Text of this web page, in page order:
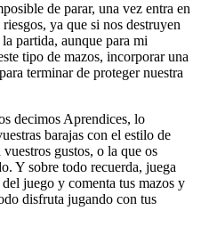
de parar, una vez entra en
ya que si nos destruyen
partida, aunque para mi
tipo de mazos, incorporar una
terminar de proteger nuestra
decimos Aprendices, lo
barajas con el estilo de
gustos, o la que os
Y sobre todo recuerda, juega
juego y comenta tus mazos y
disfruta jugando con tus